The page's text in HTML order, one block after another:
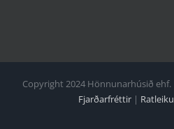
Copyright 2024 Hönnunarhúsið
Fjarðarfréttir|